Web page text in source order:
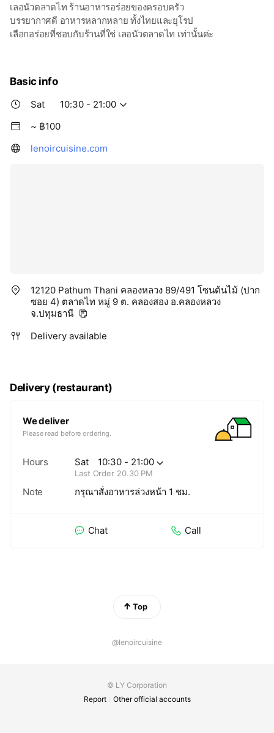
เลอนัวตลาดไท ร้านอาหารอร่อยของครอบครัว
บรรยากาศดี อาหารหลากหลาย ทั้งไทยและยุโรป
เลือกอร่อยที่ชอบกับร้านที่ใช่ เลอนัวตลาดไท เท่านั้นค่ะ
Basic info
Sat
10:30 - 21:00
~ ฿100
lenoircuisine.com
12120 Pathum Thani คลองหลวง 89/491 โซนต้นไม้ (ปาก
ซอย 4) ตลาดไท หมู่ 9 ต. คลองสอง อ.คลองหลวง
จ.ปทุมธานี
Delivery available
Delivery (restaurant)
We deliver
Please read before ordering.
Hours Sat 10:30 - 21:00
Last Order 20.30 PM
Note กรุณาสั่งอาหารล่วงหน้า 1 ชม.
Chat Call
Top
@lenoircuisine
© LY Corporation
Report
Other official accounts